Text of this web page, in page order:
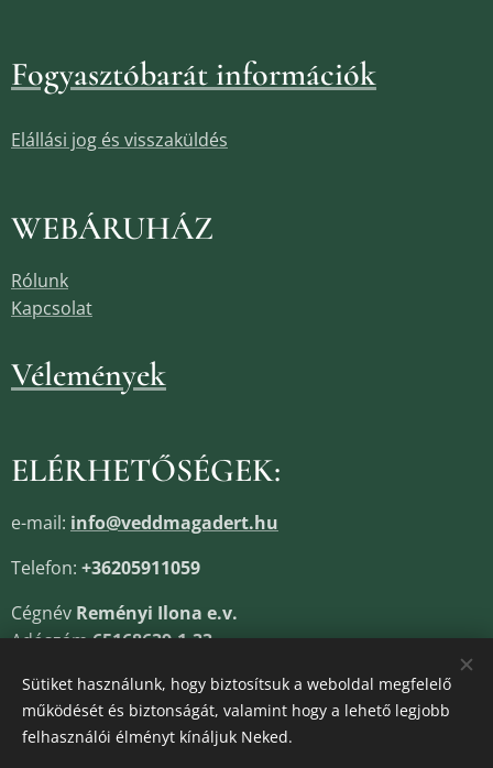
Fogyasztóbarát információk
Elállási jog és visszaküldés
WEBÁRUHÁZ
Rólunk
Kapcsolat
Vélemények
ELÉRHETŐSÉGEK:
e-mail: info@veddmagadert.hu
Telefon: +36205911059
Cégnév Reményi Ilona e.v.
Adószám65168639-1-33
Sütiket használunk, hogy biztosítsuk a weboldal megfelelő
működését és biztonságát, valamint hogy a lehető legjobb
felhasználói élményt kínáljuk Neked.